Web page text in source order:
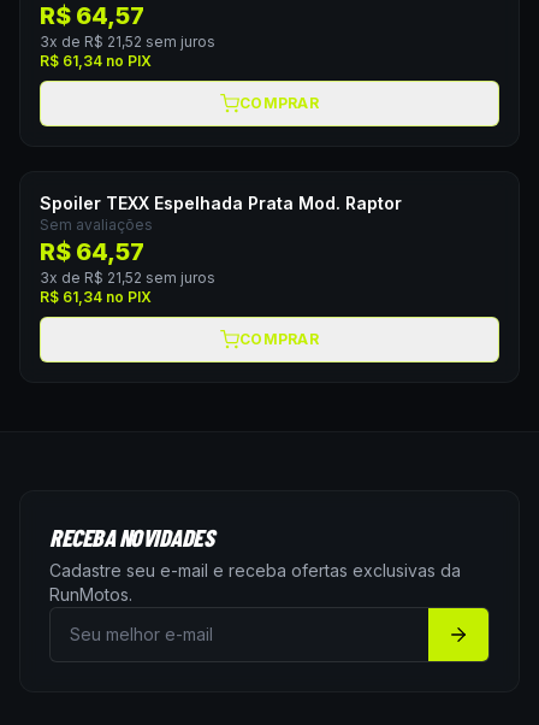
R$ 64,57
3x de R$ 21,52 sem juros
R$ 61,34 no PIX
COMPRAR
Spoiler TEXX Espelhada Prata Mod. Raptor
Sem avaliações
R$ 64,57
3x de R$ 21,52 sem juros
R$ 61,34 no PIX
COMPRAR
RECEBA NOVIDADES
Cadastre seu e-mail e receba ofertas exclusivas da
RunMotos.